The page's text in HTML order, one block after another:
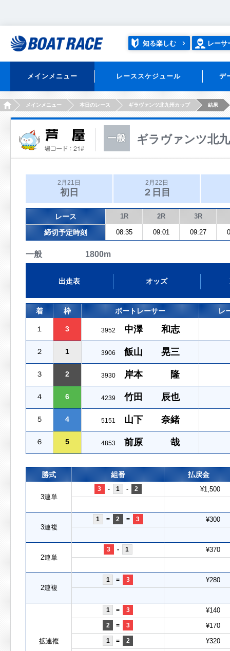
知る楽しむ レーサ
メインメニュー レーススケジュール デ
HOMEメインメニュー 本日のレース ギラヴァンツ北九州カップ 結果
ギラヴァンツ北
2月21日
初日
2月22日
２日目
レース 1R 2R 3R
締切予定時刻 08:35 09:01 09:27
一般 1800m
出走表 オッズ
着 枠 ボートレーサー レ
１ 3 3952 中澤 和志
２ 1 3906 飯山 晃三
３ 2 3930 岸本 隆
４ 6 4239 竹田 辰也
５ 4 5151 山下 奈緒
６ 5 4853 前原 哉
勝式 組番 払戻金
3連単
3 - 1 - 2 ¥1,500
3連複
1 = 2 = 3 ¥300
2連単
3 - 1 ¥370
2連複
1 = 3 ¥280
拡連複
1 = 3 ¥140
2 = 3 ¥170
1 = 2 ¥320